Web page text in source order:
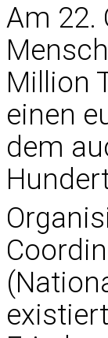
Am 22.
Million
einen
dem